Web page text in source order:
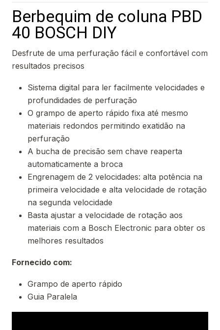
Berbequim de coluna PBD
40 BOSCH DIY
Desfrute de uma perfuração fácil e confortável com
resultados precisos
Sistema digital para ler facilmente velocidades e
profundidades de perfuração
O grampo de aperto rápido fixa até mesmo
materiais redondos permitindo exatidão na
perfuração
A bucha de precisão sem chave reaperta
automaticamente a broca
Engrenagem de 2 velocidades: alta potência na
primeira velocidade e alta velocidade de rotação
na segunda velocidade
Basta ajustar a velocidade de rotação aos
materiais com a Bosch Electronic para obter os
melhores resultados
Fornecido com:
Grampo de aperto rápido
Guia Paralela